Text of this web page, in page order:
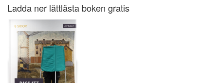
Ladda ner lättlästa boken gratis